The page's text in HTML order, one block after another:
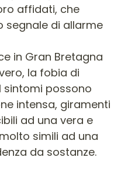
affidati, che
segnale di allarme
in Gran Bretagna
la fobia di
sintomi possono
intensa, giramenti
ad una vera e
simili ad una
da sostanze.